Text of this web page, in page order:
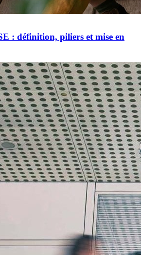
: définition, piliers et mise en